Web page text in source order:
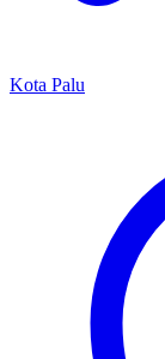
Kota Palu